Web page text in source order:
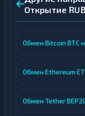
Открытие RUB
Обмен Bitcoin BTC
Обмен Ethereum
Обмен Tether